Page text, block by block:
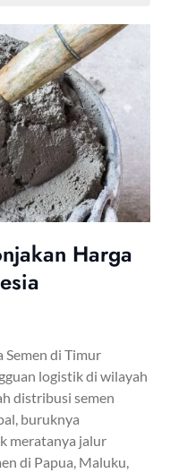
Harga
Semen di Timur
logistik di wilayah
distribusi semen
buruknya
meratanya jalur
di Papua, Maluku,